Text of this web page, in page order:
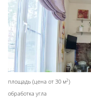
площадь (цена от 30 м2)
обработка угла